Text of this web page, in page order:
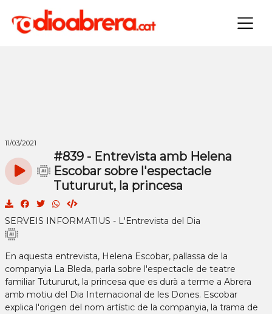
×
11/03/2021
#839 - Entrevista amb Helena
Escobar sobre l'espectacle
Tutururut, la princesa
SERVEIS INFORMATIUS - L'Entrevista del Dia
En aquesta entrevista, Helena Escobar, pallassa de la
companyia La Bleda, parla sobre l'espectacle de teatre
familiar Tutururut, la princesa que es durà a terme a Abrera
amb motiu del Dia Internacional de les Dones. Escobar
explica l'origen del nom artístic de la companyia, la trama de